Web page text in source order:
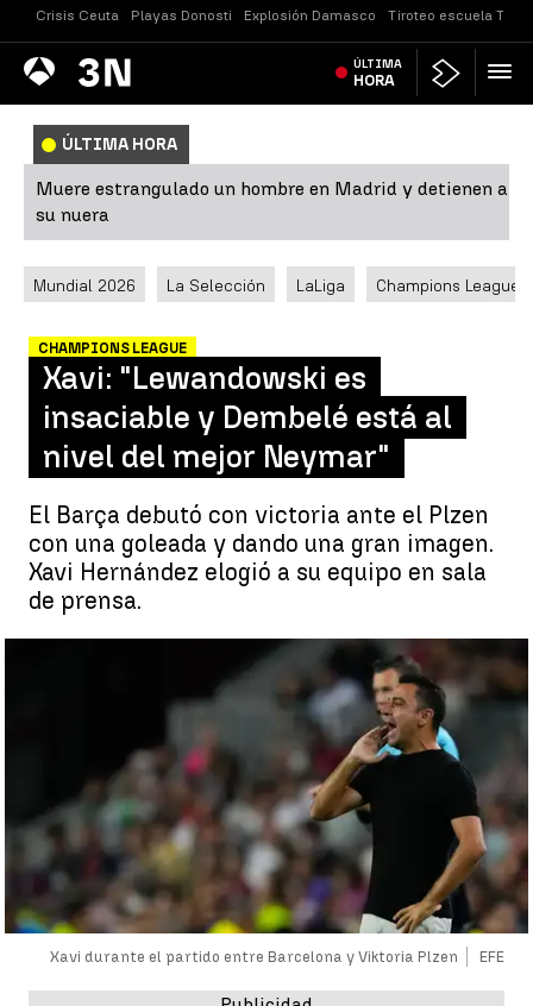
Crisis Ceuta Playas Donosti Explosión Damasco Tiroteo escuela
Antena
3 Noticias ÚLTIMA
HORA
ÚLTIMA HORA
Muere estrangulado un hombre en Madrid y detienen a
su nuera
Mundial 2026 La Selección LaLiga Champions League
CHAMPIONS LEAGUE
Xavi: "Lewandowski es
insaciable y Dembelé está al
nivel del mejor Neymar"
El Barça debutó con victoria ante el Plzen
con una goleada y dando una gran imagen.
Xavi Hernández elogió a su equipo en sala
de prensa.
Xavi durante el partido entre Barcelona y Viktoria Plzen EFE